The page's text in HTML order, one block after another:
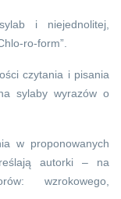
i niejednolitej,
ro-form”.
czytania i pisania
sylaby wyrazów o
w proponowanych
autorki – na
wzrokowego,